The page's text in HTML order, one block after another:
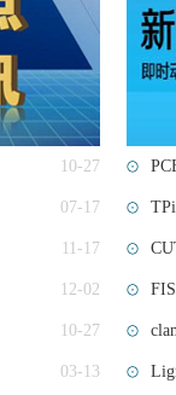
10-27
07-17
11-17
12-02
10-27
03-13